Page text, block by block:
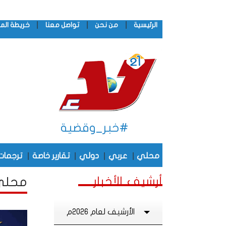
الرئيسية من نحن تواصل معنا خريطة
#خبر_وقضية
محلي عربي دولي تقارير خاصة
محلي أرشيف الأخبار
الأرشيف لعام 2026م